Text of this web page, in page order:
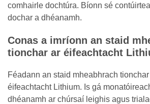
comhairle dochtúra. Bíonn sé
dochar a dhéanamh.
Conas a imríonn an staid
tionchar ar éifeachtacht
Féadann an staid mheabhrach
éifeachtacht Lithium. Is gá
dhéanamh ar chúrsaí leighis agus